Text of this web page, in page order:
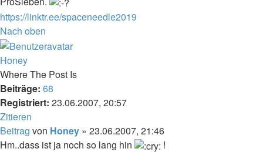
https://linktr.ee/spaceneedle2019
Nach oben
Honey
Where The Post Is
Beiträge: 68
Registriert: 23.06.2007, 20:57
Zitieren
Beitrag von Honey » 23.06.2007, 21:46
Hm..dass ist ja noch so lang hin
!